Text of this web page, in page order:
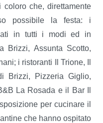
coloro che, direttamente
possibile la festa: i
in tutti i modi ed in
Brizzi, Assunta Scotto,
i ristoranti Il Trione, Il
Brizzi, Pizzeria Giglio,
La Rosada e il Bar Il
per cucinare il
che hanno ospitato